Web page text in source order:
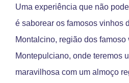
Uma experiência que não
é saborear os famosos vinhos
Montalcino, região dos
Montepulciano, onde teremos
maravilhosa com um almoço